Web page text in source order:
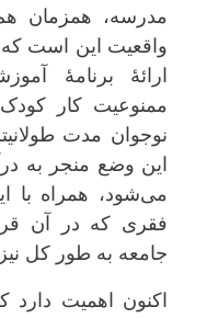
مدرسه، همزمان هم
واقعیت این است که
ارائۀ برنامۀ
ممنوعیت کار
نوجوان مدت
این وضع منجر به
می‌شود، همراه با این
فقری که در آن قرار
جامعه به طور کل نیز
اکنون اهمیت دارد